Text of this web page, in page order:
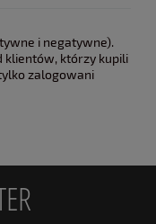
i negatywne).
klientów, którzy kupili
zalogowani